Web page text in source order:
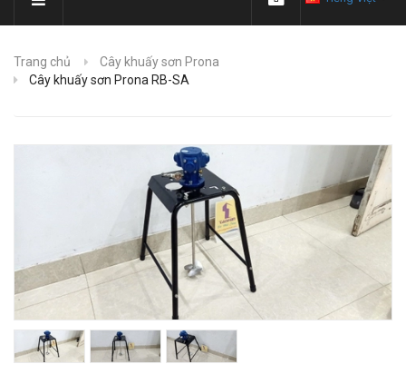
Trang chủ
Cây khuấy sơn Prona
Cây khuấy sơn Prona RB-SA